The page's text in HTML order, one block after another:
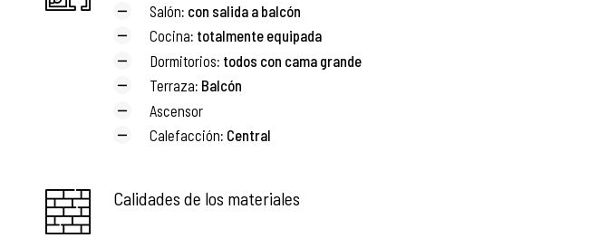
Salón: con salida a balcón
Cocina: totalmente equipada
Dormitorios: todos con cama grande
Terraza: Balcón
Ascensor
Calefacción: Central
Calidades de los materiales